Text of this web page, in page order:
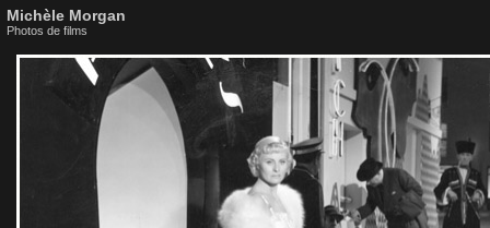
Michèle Morgan
Photos de films